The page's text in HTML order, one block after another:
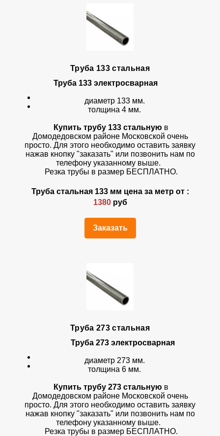
Труба 133 стальная
Труба 133 электросварная
диаметр 133 мм.
толщина 4 мм.
Купить трубу 133 стальную в
Домодедовском районе Московской очень
просто. Для этого необходимо оставить заявку
нажав кнопку "заказать" или позвонить нам по
телефону указанному выше.
Резка трубы в размер БЕСПЛАТНО.
Труба стальная 133 мм цена за метр от :
1380руб
Заказать
Труба 273 стальная
Труба 273 электросварная
диаметр 273 мм.
толщина 6 мм.
Купить трубу 273 стальную в
Домодедовском районе Московской очень
просто. Для этого необходимо оставить заявку
нажав кнопку "заказать" или позвонить нам по
телефону указанному выше.
Резка трубы в размер БЕСПЛАТНО.